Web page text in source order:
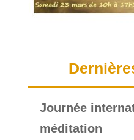
Journée
méditation